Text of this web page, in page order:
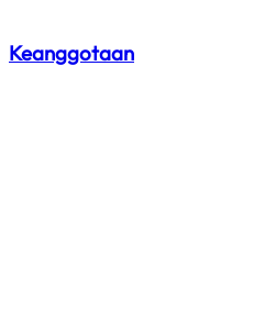
Keanggotaan